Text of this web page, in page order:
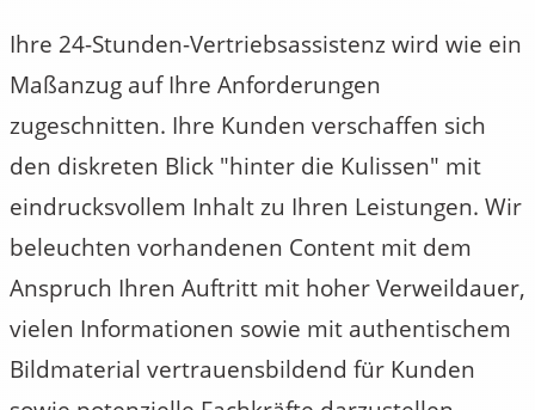
Ihre 24-Stunden-Vertriebsassistenz wird wie ein
Maßanzug auf Ihre Anforderungen
zugeschnitten. Ihre Kunden verschaffen sich
den diskreten Blick "hinter die Kulissen" mit
eindrucksvollem Inhalt zu Ihren Leistungen. Wir
beleuchten vorhandenen Content mit dem
Anspruch Ihren Auftritt mit hoher Verweildauer,
vielen Informationen sowie mit authentischem
Bildmaterial vertrauensbildend für Kunden